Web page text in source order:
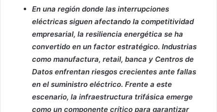
En una región donde las interrupciones
eléctricas siguen afectando la competitividad
empresarial, la resiliencia energética se ha
convertido en un factor estratégico. Industrias
como manufactura, retail, banca y Centros de
Datos enfrentan riesgos crecientes ante fallas
en el suministro eléctrico. Frente a este
escenario, la infraestructura trifásica emerge
como un componente crítico para garantizar